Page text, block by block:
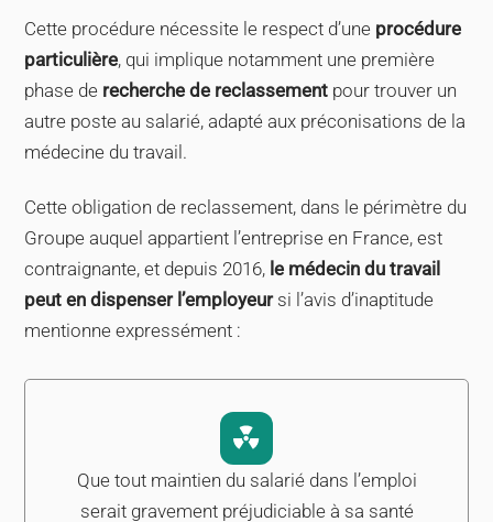
Cette procédure nécessite le respect d’une procédure
particulière, qui implique notamment une première
phase de recherche de reclassement pour trouver un
autre poste au salarié, adapté aux préconisations de la
médecine du travail.
Cette obligation de reclassement, dans le périmètre du
Groupe auquel appartient l’entreprise en France, est
contraignante, et depuis 2016, le médecin du travail
peut en dispenser l’employeursi l’avis d’inaptitude
mentionne expressément :
Que tout maintien du salarié dans l’emploi
serait gravement préjudiciable à sa santé